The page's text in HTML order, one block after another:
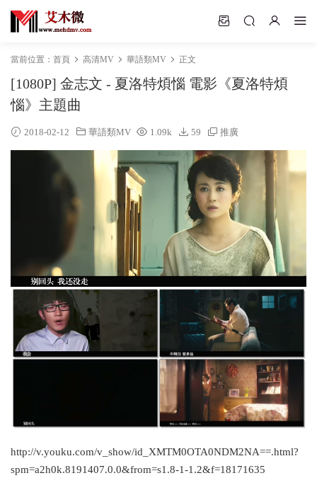
當前位置： 首頁 高清MV 華語類MV 正文
[1080P] 金志文 - 夏洛特煩惱 電影《夏洛特煩
惱》主題曲
2018-02-12 華語類MV 1.09k 59 推廣
http://v.youku.com/v_show/id_XMTM0OTA0NDM2NA==.html?
spm=a2h0k.8191407.0.0&from=s1.8-1-1.2&f=18171635